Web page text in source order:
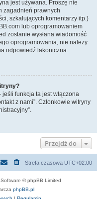
jest używana. Proszę nie
zagadnień prawnych
szkalujących komentarzy itp.)
lub oprogramowaniem
zostanie wysłana wiadomość
oprogramowania, nie należy
odpowiedź lakoniczna.
funkcja ta jest włączona
z nami”. Członkowie witryny
Przejdź do
Strefa czasowa UTC+02:00
© phpBB Limited
phpBB.pl